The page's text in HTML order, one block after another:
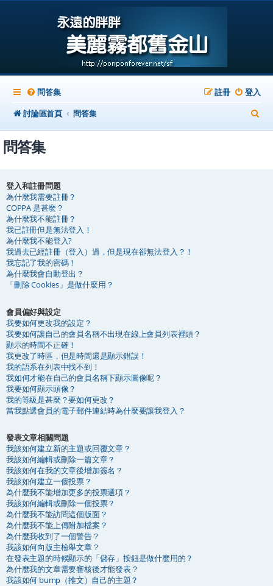
問答集 登入
註冊
討論區首頁
問答集
尋
問答集
登入和註冊問題
為什麼我需要註冊？
COPPA 是甚麼？
為什麼我不能註冊？
我已註冊但是無法登入！
為什麼我不能登入?
我過去已經註冊（登入）過，但是現在卻無法登入？！
我忘記了我的密碼！
為什麼我會自動登出？
「刪除 Cookies」是做什麼用？
會員偏好與設定
我要如何更改我的設定？
我要如何讓自己的會員名稱不出現在線上會員列表裡頭？
顯示的時間不正確！
我更改了時區，但是時間還是顯示錯誤！
我的語系在列表中找不到！
我如何才能在自己的會員名稱下顯示圖像呢？
我要如何顯示頭像？
我的等級是甚麼？要如何更改？
當我點選會員的電子郵件連結時為什麼要讓我登入？
發表文章相關問題
我該如何建立新的主題或回覆文章？
我該如何編輯或刪除一篇文章？
我該如何在我的文章後增加簽名？
我該如何建立一個投票？
為什麼我不能增加更多的投票選項？
我該如何編輯或刪除一個投票？
為什麼我不能訪問這個版面？
為什麼我不能上傳附加檔案？
為什麼我收到了一個警告？
我該如何向版主檢舉文章？
在發表主題的時候顯示的「儲存」按鈕是做什麼用的？
為什麼我的文章需要審核後才能發表？
我該如何 bump（推文）自己的主題？